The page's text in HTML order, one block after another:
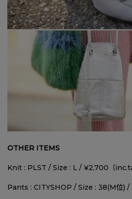
OTHER ITEMS
Knit : PLST / Size : L / ¥2,700（
Pants : CITYSHOP / Size : 38(M位)